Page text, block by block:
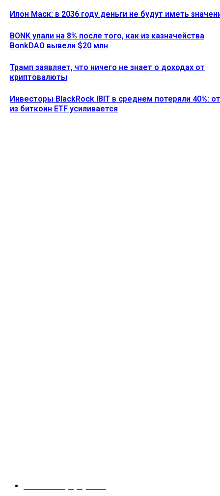
Илон Маск: в 2036 году деньги не будут иметь
BONK упали на 8% после того, как из казначейства
BonkDAO вывели $20 млн
Трамп заявляет, что ничего не знает о доходах от
криптовалюты
Инвесторы BlackRock IBIT в среднем потеряли 40%:
из биткоин ETF усиливается